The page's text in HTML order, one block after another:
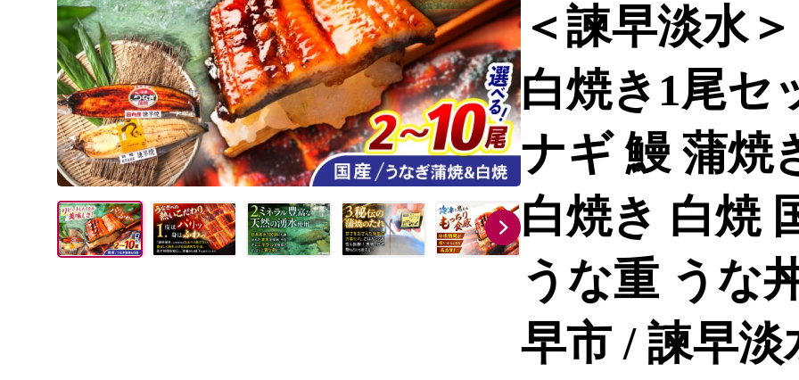
＜諫早淡水
白焼き1尾セ
ナギ 鰻 蒲焼
白焼き 白焼
うな重 うな
早市 / 諫早